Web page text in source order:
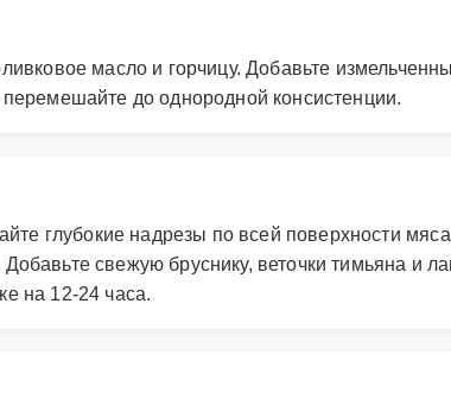
масло и горчицу. Добавьте
до однородной консистенции.
глубокие надрезы по всей поверхности
свежую бруснику, веточки тимьяна и
на 12-24 часа.